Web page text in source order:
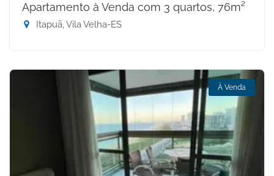
Apartamento à Venda com 3 quartos, 76m²
Itapuã, Vila Velha-ES
À Venda